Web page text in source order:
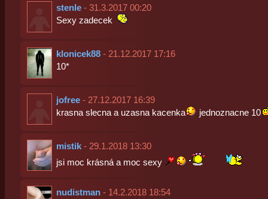
stenle- 31.3.2017 00:20
Sexy zadecek
klonicek88- 21.12.2017 17:16
10*
jofree- 27.12.2017 16:39
krasna slecna a uzasna kacenka
jednoznacne 10
mistik- 29.1.2018 13:30
jsi moc krásná a moc sexy
nudistman- 14.2.2018 18:54